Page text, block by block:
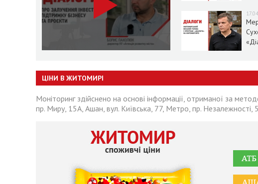
ЦІНИ В ЖИТОМИРІ
Моніторинг здійснено на основі інформації, отриманої за
пр. Миру, 15А, Ашан, вул. Київська, 77, Метро, пр. Незалежності,